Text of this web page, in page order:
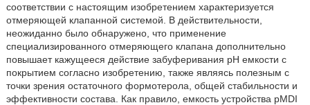
соответствии с настоящим изобретением характеризуется
отмеряющей клапанной системой. В действительности,
неожиданно было обнаружено, что применение
специализированного отмеряющего клапана дополнительно
повышает кажущееся действие забуферивания pH емкости с
покрытием согласно изобретению, также являясь полезным с
точки зрения остаточного формотерола, общей стабильности и
эффективности состава. Как правило, емкость устройства pMDI